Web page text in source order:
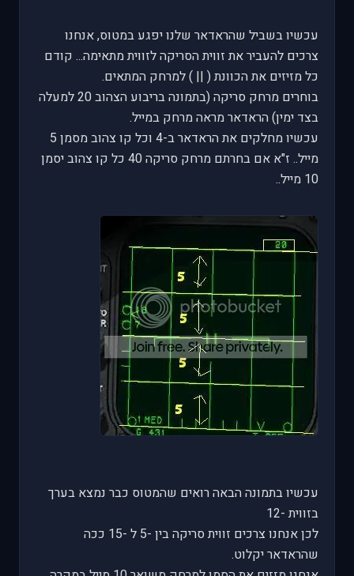
עכשיו בשביל שהראדאר שלנו יפגע במטוס, אנחנו
צרכים להעביר את זווית הסריקה לזווית מתאימה... קודם
כל מזיזים את הכוונת ( || ) למרחק המתאים.
בוחרים מרחק סריקה (בתמונה בריבוע הצהוב 20 למעלה
בצד ימין) הראדאר מראה מרחק במייל.
עכשיו מחלקים את הראדאר ב-4 וכל קו צהוב מסמן 5
מייל.. ז"א אם בחרתם מרחק סריקה 40 כל קו צהוב יסמן
10 מייל..
עכשיו בתמונה הבאה רואים שהמטוס כבר נמצא בערך
בזווית -12
לכן אנחנו צרכים זווית סריקה בין -5 ל -15 ככה
שהראדאר יקלוט.